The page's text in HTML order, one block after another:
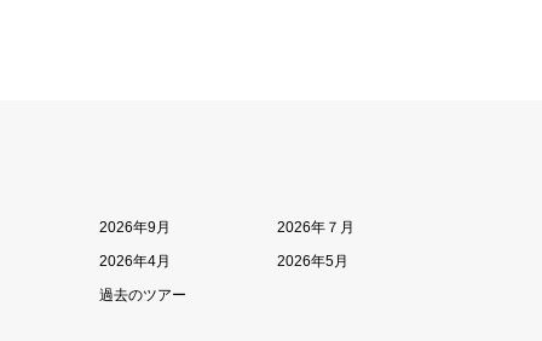
2026年9月
2026年７月
2026年4月
2026年5月
過去のツアー